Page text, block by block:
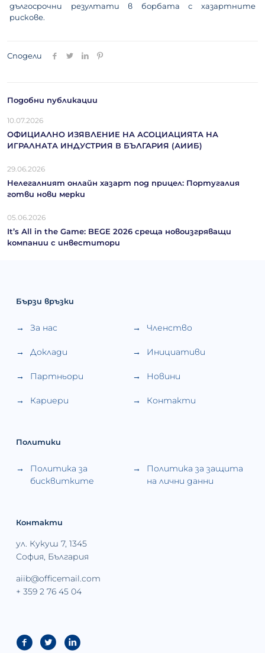
дългосрочни резултати в борбата с хазартните
рискове.
Сподели
Подобни публикации
10.07.2026
ОФИЦИАЛНО ИЗЯВЛЕНИЕ НА АСОЦИАЦИЯТА НА
ИГРАЛНАТА ИНДУСТРИЯ В БЪЛГАРИЯ (АИИБ)
29.06.2026
Нелегалният онлайн хазарт под прицел: Португалия
готви нови мерки
05.06.2026
It’s Аll in the Game: BEGE 2026 среща новоизгряващи
компании с инвеститори
Бързи връзки
За нас Членство
Доклади Инициативи
Партньори Новини
Кариери Контакти
Политики
Политика за
бисквитките
Политика за защита
на лични данни
Контакти
ул. Кукуш 7, 1345
София, България
aiib@officemail.com
+ 359 2 76 45 04